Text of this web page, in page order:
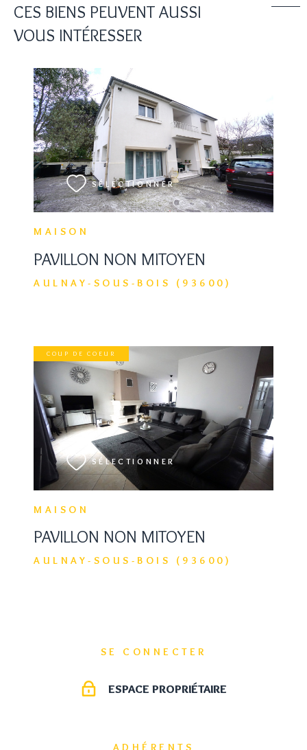
CES BIENS PEUVENT AUSSI
VOUS INTÉRESSER
MAISON
PAVILLON NON MITOYEN
AULNAY-SOUS-BOIS (93600)
SÉLECTIONNER
VOIR LE BIEN
MAISON
PAVILLON NON MITOYEN
AULNAY-SOUS-BOIS (93600)
COUP DE COEUR
SÉLECTIONNER
VOIR LE BIEN
SE CONNECTER
ESPACE PROPRIÉTAIRE
ADHÉRENTS